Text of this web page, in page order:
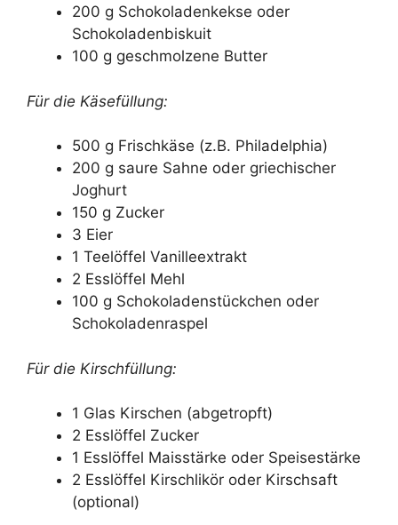
200 g Schokoladenkekse oder
Schokoladenbiskuit
100 g geschmolzene Butter
Für die Käsefüllung:
500 g Frischkäse (z.B. Philadelphia)
200 g saure Sahne oder griechischer
Joghurt
150 g Zucker
3 Eier
1 Teelöffel Vanilleextrakt
2 Esslöffel Mehl
100 g Schokoladenstückchen oder
Schokoladenraspel
Für die Kirschfüllung:
1 Glas Kirschen (abgetropft)
2 Esslöffel Zucker
1 Esslöffel Maisstärke oder Speisestärke
2 Esslöffel Kirschlikör oder Kirschsaft
(optional)